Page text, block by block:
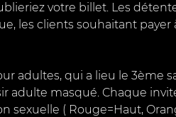
votre billet. Les
les clients souhaitant
adultes, qui a lieu le 3ème
adulte masqué. Chaque
sexuelle ( Rouge=Haut,